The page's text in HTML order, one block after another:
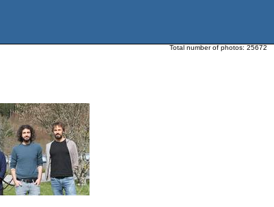
Total number of photos: 25672